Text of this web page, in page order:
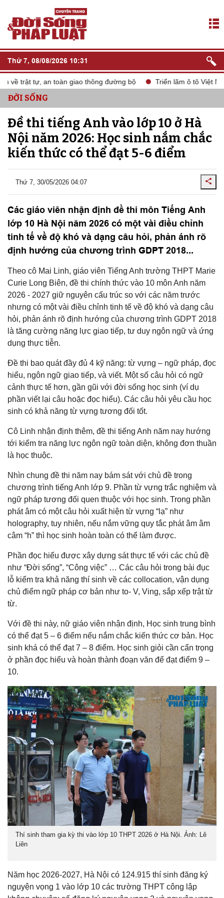
Thứ 7, 08/08/2026 10:31
trật tự, an toàn giao thông đường bộ Triển lãm ô tô Việt Nam
ĐỜI SỐNG
Đề thi tiếng Anh vào lớp 10 ở Hà
Nội năm 2026: Học sinh nắm chắc
kiến thức có thể đạt 5-6 điểm
Thứ 7, 30/05/2026 04:07
Các giáo viên nhận định đề thi môn Tiếng Anh
lớp 10 Hà Nội năm 2026 có một vài điều chỉnh
tinh tế về độ khó và dạng câu hỏi, phản ánh rõ
định hướng của chương trình GDPT 2018...
Theo cô Mai Linh, giáo viên Tiếng Anh trường THPT Marie
Curie Long Biên, đề thi chính thức vào 10 môn Anh năm
2026 - 2027 giữ nguyên cấu trúc so với các năm trước
nhưng có một vài điều chỉnh tinh tế về độ khó và dạng câu
hỏi, phản ánh rõ định hướng của chương trình GDPT 2018
là tăng cường năng lực giao tiếp, tư duy ngôn ngữ và ứng
dụng thực tiễn.
Đề thi bao quát đầy đủ 4 kỹ năng: từ vựng – ngữ pháp, đọc
hiểu, ngôn ngữ giao tiếp, và viết. Một số câu hỏi có ngữ
cảnh thực tế hơn, gần gũi với đời sống học sinh (ví dụ
phần viết lại câu hoặc đọc hiểu). Các câu hỏi yêu cầu học
sinh có khả năng từ vựng tương đối tốt.
Cô Linh nhận định thêm, đề thi tiếng Anh năm nay hướng
tới kiểm tra năng lực ngôn ngữ toàn diện, không đơn thuần
là học thuộc.
Nhìn chung đề thi năm nay bám sát với chủ đề trong
chương trình tiếng Anh lớp 9. Phần từ vựng trắc nghiệm và
ngữ pháp tương đối quen thuộc với học sinh. Trong phần
phát âm có một câu hỏi xuất hiện từ vựng “lạ” như
holography, tuy nhiên, nếu nắm vững quy tắc phát âm âm
câm “h” thì học sinh hoàn toàn có thể làm được.
Phần đọc hiểu được xây dựng sát thực tế với các chủ đề
như “Đời sống”, “Công việc” … Các câu hỏi trong bài đục
lỗ kiểm tra khả năng thí sinh về các collocation, vận dụng
chủ điểm ngữ pháp cơ bản như to- V, Ving, sắp xếp trật từ
từ.
Với đề thi này, nữ giáo viên nhận định, Học sinh trung bình
có thể đạt 5 – 6 điểm nếu nắm chắc kiến thức cơ bản. Học
sinh khá có thể đạt 7 – 8 điểm. Học sinh giỏi cần cẩn trọng
ở phần đọc hiểu và hoàn thành đoạn văn để đạt điểm 9 –
10.
Thí sinh tham gia kỳ thi vào lớp 10 THPT 2026 ở Hà Nội. Ảnh: Lê
Liên
Năm học 2026-2027, Hà Nội có 124.915 thí sinh đăng ký
nguyện vọng 1 vào lớp 10 các trường THPT công lập